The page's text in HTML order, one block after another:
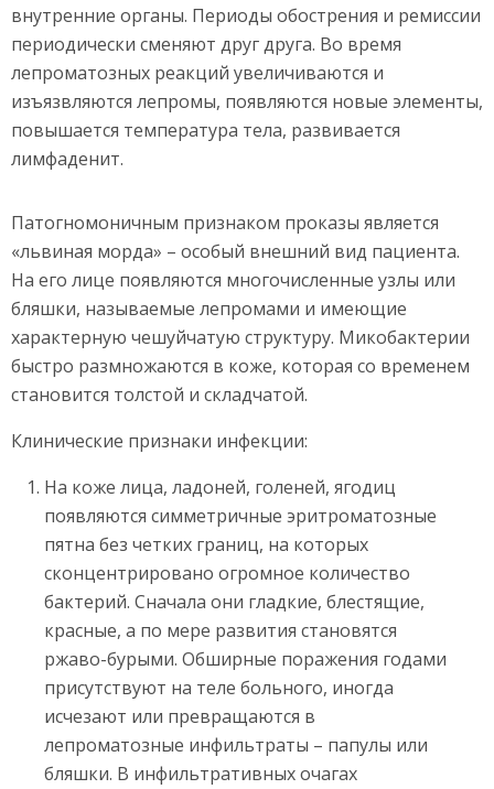
внутренние органы. Периоды обострения и ремиссии
периодически сменяют друг друга. Во время
лепроматозных реакций увеличиваются и
изъязвляются лепромы, появляются новые элементы,
повышается температура тела, развивается
лимфаденит.
Патогномоничным признаком проказы является
«львиная морда» – особый внешний вид пациента.
На его лице появляются многочисленные узлы или
бляшки, называемые лепромами и имеющие
характерную чешуйчатую структуру. Микобактерии
быстро размножаются в коже, которая со временем
становится толстой и складчатой.
Клинические признаки инфекции:
На коже лица, ладоней, голеней, ягодиц
появляются симметричные эритроматозные
пятна без четких границ, на которых
сконцентрировано огромное количество
бактерий. Сначала они гладкие, блестящие,
красные, а по мере развития становятся
ржаво-бурыми. Обширные поражения годами
присутствуют на теле больного, иногда
исчезают или превращаются в
лепроматозные инфильтраты – папулы или
бляшки. В инфильтративных очагах